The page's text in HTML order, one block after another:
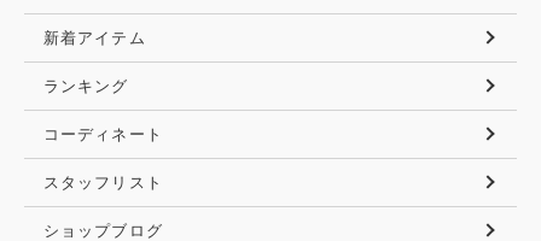
新着アイテム
ランキング
コーディネート
スタッフリスト
ショップブログ